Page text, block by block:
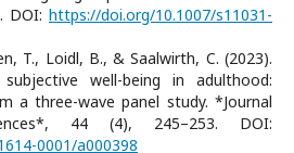
DOI: https://doi.org/10.1007/s11031-
T., Loidl, B., & Saalwirth, C. (2023).
well-being in adulthood:
a three-wave panel study. *Journal
44 (4), 245–253. DOI:
0001/a000398